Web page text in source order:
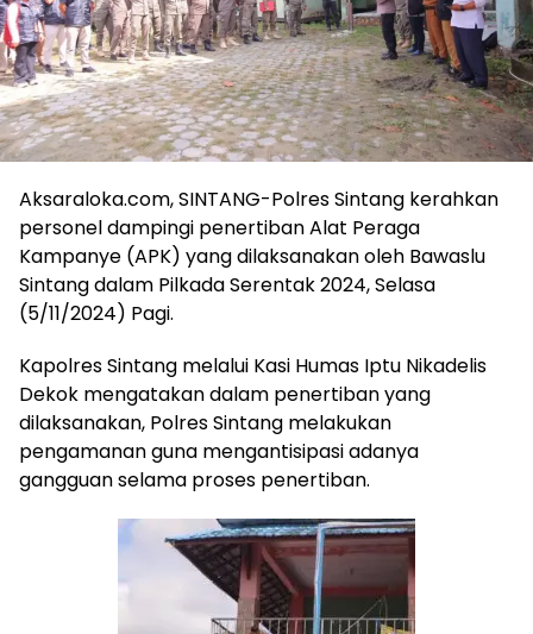
Aksaraloka.com, SINTANG-Polres Sintang kerahkan
personel dampingi penertiban Alat Peraga
Kampanye (APK) yang dilaksanakan oleh Bawaslu
Sintang dalam Pilkada Serentak 2024, Selasa
(5/11/2024) Pagi.
Kapolres Sintang melalui Kasi Humas Iptu Nikadelis
Dekok mengatakan dalam penertiban yang
dilaksanakan, Polres Sintang melakukan
pengamanan guna mengantisipasi adanya
gangguan selama proses penertiban.